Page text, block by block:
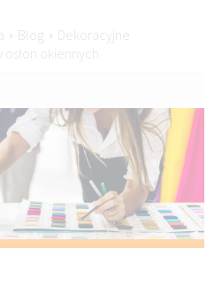
› Blog › Dekoracyjne
osłon okiennych